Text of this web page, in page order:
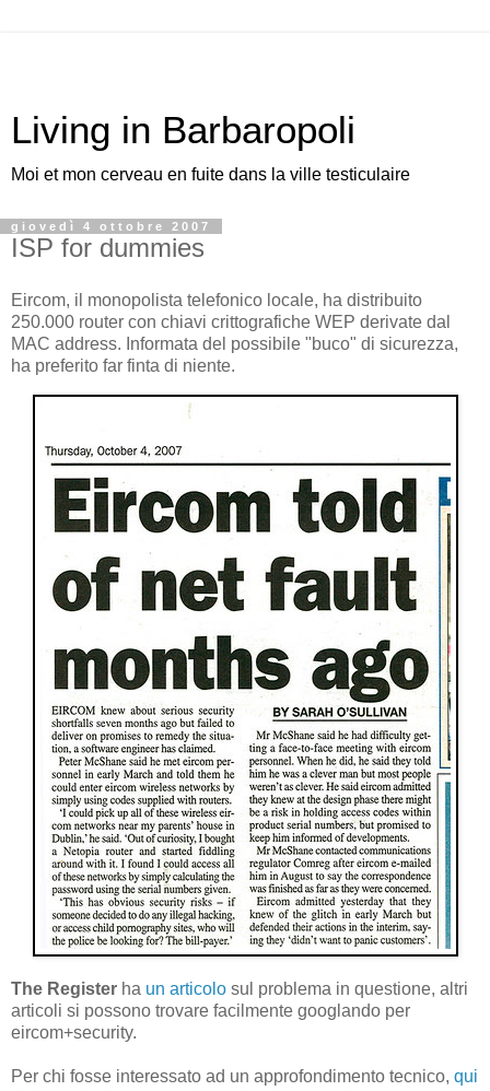
Living in Barbaropoli
Moi et mon cerveau en fuite dans la ville testiculaire
giovedì 4 ottobre 2007
ISP for dummies
Eircom, il monopolista telefonico locale, ha distribuito
250.000 router con chiavi crittografiche WEP derivate dal
MAC address. Informata del possibile "buco" di sicurezza,
ha preferito far finta di niente.
The Register ha un articolo sul problema in questione, altri
articoli si possono trovare facilmente googlando per
eircom+security.
Per chi fosse interessato ad un approfondimento tecnico, qui